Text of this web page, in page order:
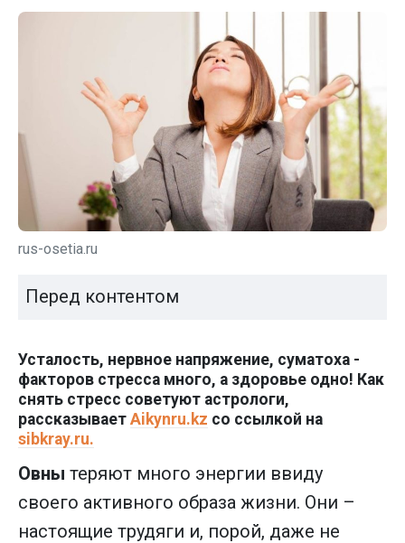
rus-osetia.ru
Перед контентом
Усталость, нервное напряжение, суматоха -
факторов стресса много, а здоровье одно! Как
снять стресc советуют астрологи,
рассказывает Аikynru.kz со ссылкой на
sibkray.ru.
Овны теряют много энергии ввиду
своего активного образа жизни. Они –
настоящие трудяги и, порой, даже не